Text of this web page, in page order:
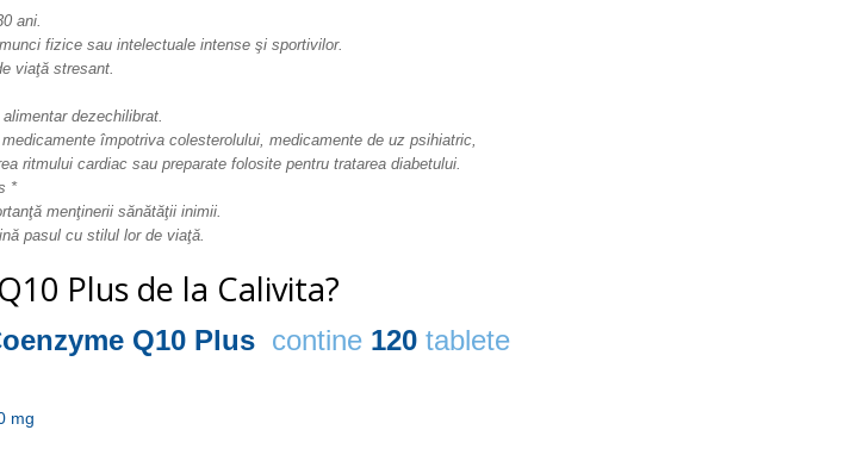
ani.
fizice sau intelectuale intense şi sportivilor.
viaţă stresant.
dezechilibrat.
împotriva colesterolului, medicamente de uz psihiatric,
ritmului cardiac sau preparate folosite pentru tratarea diabetului.
*
menţinerii sănătăţii inimii.
pasul cu stilul lor de viaţă.
Plus de la Calivita?
Q10 Plus contine 120tablete
mg